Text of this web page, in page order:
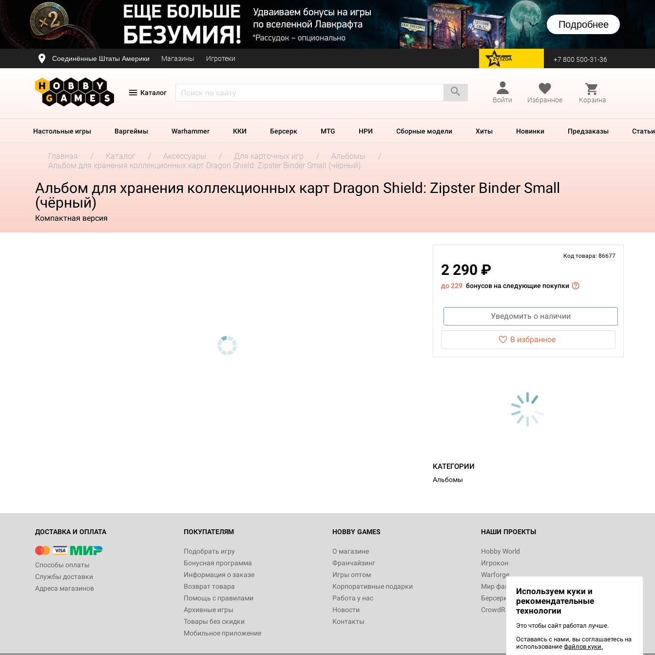
Подробнее
Соединённые Штаты Америки Магазины Игротеки перейти на Zvezda +7 800 500-31-36
Каталог
Войти
Избранное Корзина
Настольные игры Варгеймы Warhammer ККИ Берсерк MTG НРИ Сборные модели Хиты Новинки Предзаказы Статьи
Главная Каталог Аксессуары Для карточных игр
Альбомы
Альбом для хранения коллекционных карт Dragon Shield: Zipster Binder Small (чёрный)
Альбом для хранения коллекционных карт Dragon Shield: Zipster Binder Small
(чёрный)
Компактная версия
Код товара: 86677
2 290 ₽
до 229 бонусов на следующие покупки
Уведомить о наличии
В избранное
КАТЕГОРИИ
Альбомы
ДОСТАВКА И ОПЛАТА
Способы оплаты
Службы доставки
Адреса магазинов
ПОКУПАТЕЛЯМ
Подобрать игру
Бонусная программа
Информация о заказе
Возврат товара
Помощь с правилами
Архивные игры
Товары без скидки
Мобильное приложение
HOBBY GAMES
О магазине
Франчайзинг
Игры оптом
Корпоративные подарки
Работа у нас
Новости
Контакты
НАШИ ПРОЕКТЫ
Hobby World
Игрокон
Warforge
Мир фантастики
Берсерк
CrowdRepublic
Используем куки и
рекомендательные
технологии
Это чтобы сайт работал лучше.
Оставаясь с нами, вы соглашаетесь на
использование файлов куки.